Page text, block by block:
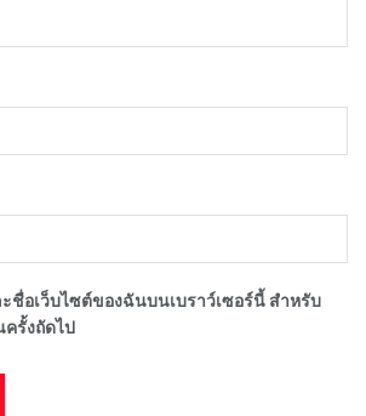
ชื่อเว็บไซต์ของฉันบนเบราว์เซอร์นี้ สำหรับ
ครั้งถัดไป